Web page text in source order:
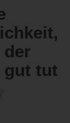
gut tut